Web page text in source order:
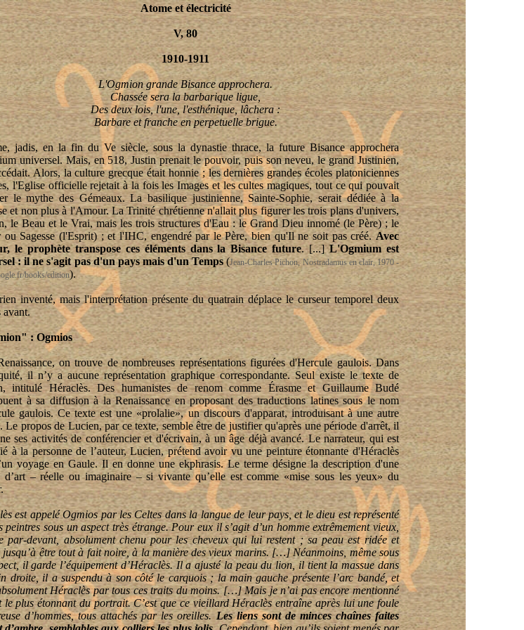
Atome et électricité
V, 80
1910-1911
L'Ogmion grande Bisance approchera.
Chassée sera la barbarique ligue,
Des deux lois, l'une, l'esthénique, lâchera :
Barbare et franche en perpetuelle brigue.
jadis, en la fin du Ve siècle, sous la dynastie thrace, la future Bisance approchera
universel. Mais, en 518, Justin prenait le pouvoir, puis son neveu, le grand Justinien,
Alors, la culture grecque était honnie ; les dernières grandes écoles platoniciennes
l'Eglise officielle rejetait à la fois les Images et les cultes magiques, tout ce qui pouvait
le mythe des Gémeaux. La basilique justinienne, Sainte-Sophie, serait dédiée à la
et non plus à l'Amour. La Trinité chrétienne n'allait plus figurer les trois plans d'univers,
le Beau et le Vrai, mais les trois structures d'Eau : le Grand Dieu innomé (le Père) ; le
ou Sagesse (l'Esprit) ; et l'IHC, engendré par le Père, bien qu'Il ne soit pas créé. Avec
le prophète transpose ces éléments dans la Bisance future. [...]L'Ogmium est
: il ne s'agit pas d'un pays mais d'un Temps(Jean-Charles Pichon, Nostradamus en clair, 1970 -
books/edition).
inventé, mais l'interprétation présente du quatrain déplace le curseur temporel deux
avant.
: Ogmios
on trouve de nombreuses représentations figurées d'Hercule gaulois. Dans
il n’y a aucune représentation graphique correspondante. Seul existe le texte de
intitulé Héraclès. Des humanistes de renom comme Érasme et Guillaume Budé
à sa diffusion à la Renaissance en proposant des traductions latines sous le nom
gaulois. Ce texte est une «prolalie», un discours d'apparat, introduisant à une autre
Le propos de Lucien, par ce texte, semble être de justifier qu'après une période d'arrêt, il
ses activités de conférencier et d'écrivain, à un âge déjà avancé. Le narrateur, qui est
à la personne de l’auteur, Lucien, prétend avoir vu une peinture étonnante d'Héraclès
voyage en Gaule. Il en donne une ekphrasis. Le terme désigne la description d'une
– réelle ou imaginaire – si vivante qu’elle est comme «mise sous les yeux» du
est appelé Ogmios par les Celtes dans la langue de leur pays, et le dieu est représenté
peintres sous un aspect très étrange. Pour eux il s’agit d’un homme extrêmement vieux,
par-devant, absolument chenu pour les cheveux qui lui restent ; sa peau est ridée et
jusqu’à être tout à fait noire, à la manière des vieux marins. […] Néanmoins, même sous
il garde l’équipement d’Héraclès. Il a ajusté la peau du lion, il tient la massue dans
droite, il a suspendu à son côté le carquois ; la main gauche présente l’arc bandé, et
Héraclès par tous ces traits du moins. […] Mais je n’ai pas encore mentionné
le plus étonnant du portrait. C’est que ce vieillard Héraclès entraîne après lui une foule
d’hommes, tous attachés par les oreilles.Les liens sont de minces chaînes faites